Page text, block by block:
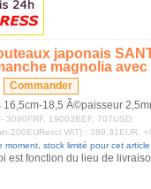
japonais
magnolia
16,5cm-18,5 Ã©paisseur
3090FRF, 19003BEF, 707USD
: 389.31EUR,
moment, stock limité pour cet article
est fonction du lieu de